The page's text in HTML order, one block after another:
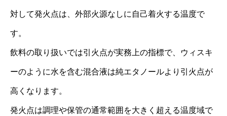
対して発火点は、外部火源なしに自己着火する温度で
す。
飲料の取り扱いでは引火点が実務上の指標で、ウィスキ
ーのように水を含む混合液は純エタノールより引火点が
高くなります。
発火点は調理や保管の通常範囲を大きく超える温度域で